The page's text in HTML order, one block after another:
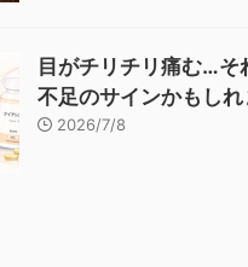
目がチリチリ痛む…そ
不足のサインかもし
2026/7/8